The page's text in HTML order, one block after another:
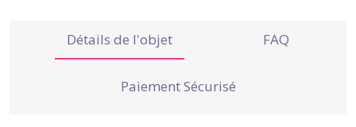
Détails de l'objet FAQ
Paiement Sécurisé